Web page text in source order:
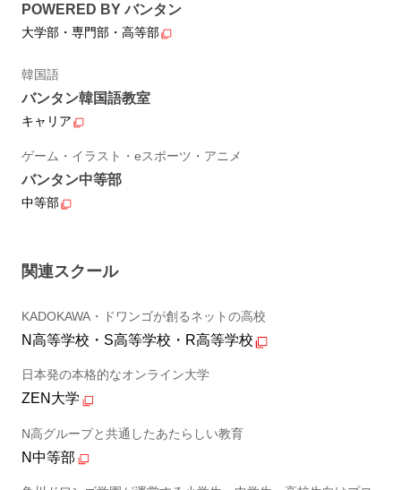
POWERED BY バンタン
大学部・専門部・高等部
韓国語
バンタン韓国語教室
キャリア
ゲーム・イラスト・eスポーツ・アニメ
バンタン中等部
中等部
関連スクール
KADOKAWA・ドワンゴが創るネットの高校
N高等学校・S高等学校・R高等学校
日本発の本格的なオンライン大学
ZEN大学
N高グループと共通したあたらしい教育
N中等部